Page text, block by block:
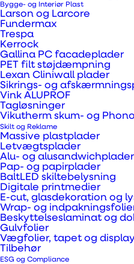
Bygge- og Interiør Plast
Larson og Larcore
Fundermax
Trespa
Kerrock
Gallina PC facadeplader
PET filt støjdæmpning
Lexan Cliniwall plader
Sikrings- og
Vink ALUPROF
Tagløsninger
Vikutherm skum- og
Skilt og Reklame
Massive plastplader
Letvægtsplader
Alu- og alusandwichplader
Pap- og papirplader
BaltLED skiltebelysning
Digitale printmedier
E-cut, glasdekoration og
Wrap- og
Beskyttelseslaminat og
Gulvfolier
Vægfolier, tapet og
Tilbehør
ESG og Compliance
indendørs.
Grøn livsstil, dyrkning
nabofællesskab er
nøgleord for den
opstart, der bruger
genanvendt akryl fra
Vink til deres drivhuse.
Green Cast
produktside
GENBRUGT